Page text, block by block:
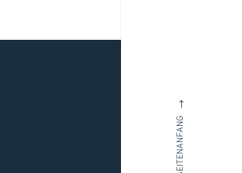
ZUM SEITENANFANG